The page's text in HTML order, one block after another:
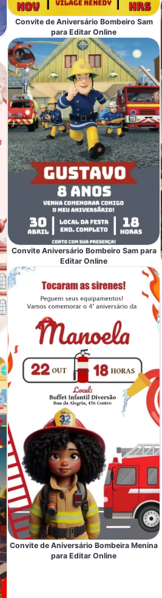
Convite de Aniversário Bombeiro Sam
para Editar Online
Convite Aniversário Bombeiro Sam para
Editar Online
Convite de Aniversário Bombeira Menina
para Editar Online